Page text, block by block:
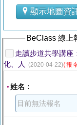
顯示地圖資
BeClass 線上
走讀步道共學講座
化、人
(2020-04-22)(報
* 姓名：